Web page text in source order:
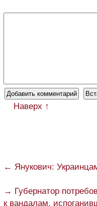
Наверх ↑
← Янукович:
→ Губернатор
к вандалам,